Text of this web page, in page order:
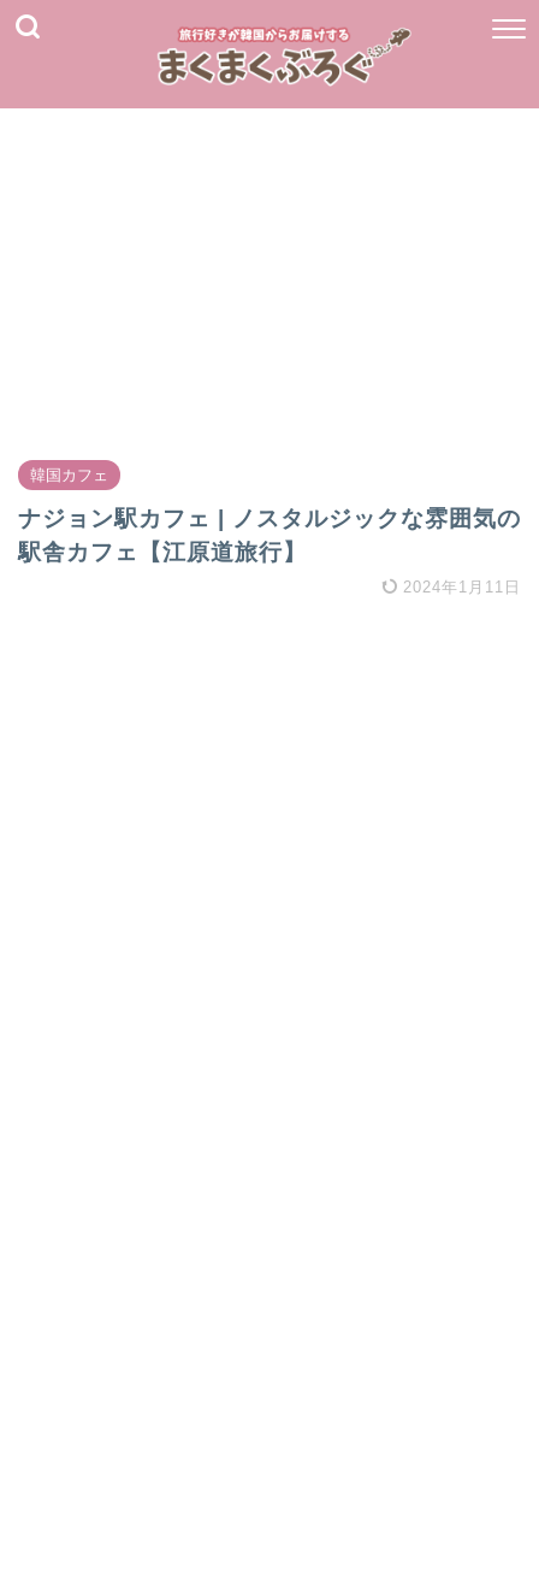
韓国カフェ
ナジョン駅カフェ | ノスタルジックな雰囲気の
駅舎カフェ【江原道旅行】
2024年1月11日